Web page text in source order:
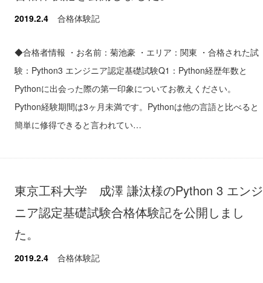
2019.2.4 合格体験記
◆合格者情報 ・お名前：菊池豪 ・エリア：関東 ・合格された試
験：Python3 エンジニア認定基礎試験Q1：Python経歴年数と
Pythonに出会った際の第一印象についてお教えください。
Python経験期間は3ヶ月未満です。Pythonは他の言語と比べると
簡単に修得できると言われてい…
東京工科大学 成澤 謙汰様のPython 3 エンジ
ニア認定基礎試験合格体験記を公開しまし
た。
2019.2.4 合格体験記